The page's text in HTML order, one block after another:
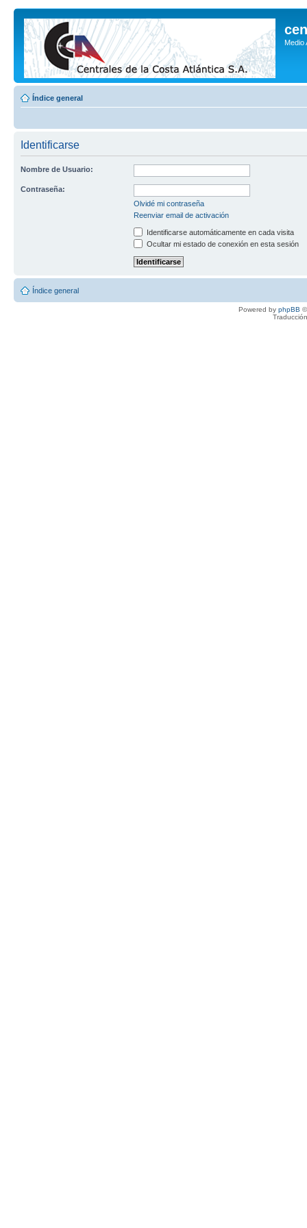
Medio
Índice general
Identificarse
Nombre de Usuario:
Contraseña:
Olvidé mi contraseña
Reenviar email de activación
Identificarse automáticamente en cada visita
Ocultar mi estado de conexión en esta sesión
Índice general
Powered by phpBB